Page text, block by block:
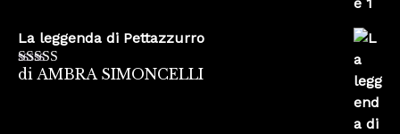
La leggenda di Pettazzurro
Valutato5su
di AMBRA SIMONCELLI